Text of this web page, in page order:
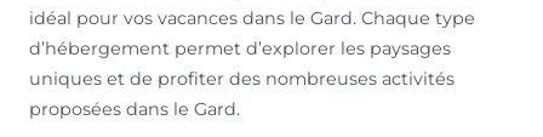
idéal pour vos vacances dans le Gard. Chaque type
d’hébergement permet d’explorer les paysages
uniques et de profiter des nombreuses activités
proposées dans le Gard.